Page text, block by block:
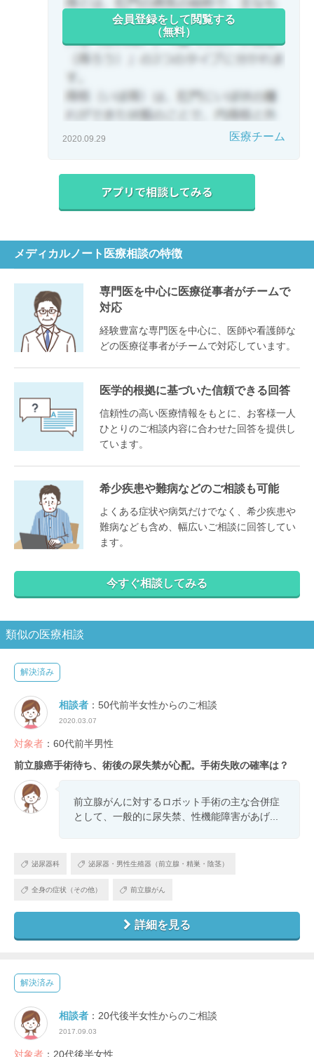
会員登録をして閲覧する
（無料）
2020.09.29 医療チーム
メディカルノート医療相談の特徴
専門医を中心に医療従事者がチームで
対応
経験豊富な専門医を中心に、医師や看護師な
どの医療従事者がチームで対応しています。
医学的根拠に基づいた信頼できる回答
信頼性の高い医療情報をもとに、お客様一人
ひとりのご相談内容に合わせた回答を提供し
ています。
希少疾患や難病などのご相談も可能
よくある症状や病気だけでなく、希少疾患や
難病なども含め、幅広いご相談に回答してい
ます。
今すぐ相談してみる
類似の医療相談
解決済み
相談者 ：50代前半女性からのご相談
2020.03.07
対象者 ：60代前半男性
前立腺癌手術待ち、術後の尿失禁が心配。手術失敗の確率は？
前立腺がんに対するロボット手術の主な合併症
として、一般的に尿失禁、性機能障害があげ...
泌尿器科 泌尿器・男性生殖器（前立腺・精巣・陰茎）
全身の症状（その他） 前立腺がん
詳細を見る
解決済み
相談者 ：20代後半女性からのご相談
2017.09.03
対象者 ：20代後半女性